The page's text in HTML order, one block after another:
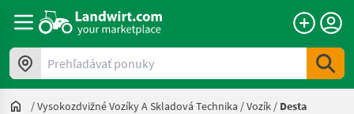
Prehľadávať ponuky
/Vysokozdvižné Vozíky A Skladová Technika /Vozík / Desta